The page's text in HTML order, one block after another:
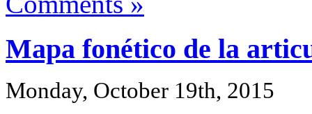
Mapa fonético de la
Monday, October 19th, 2015